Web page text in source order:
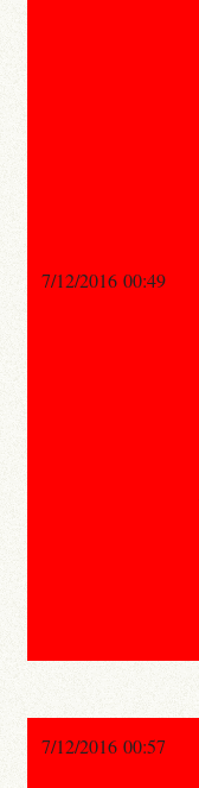
7/12/2016 00:49
7/12/2016 00:57